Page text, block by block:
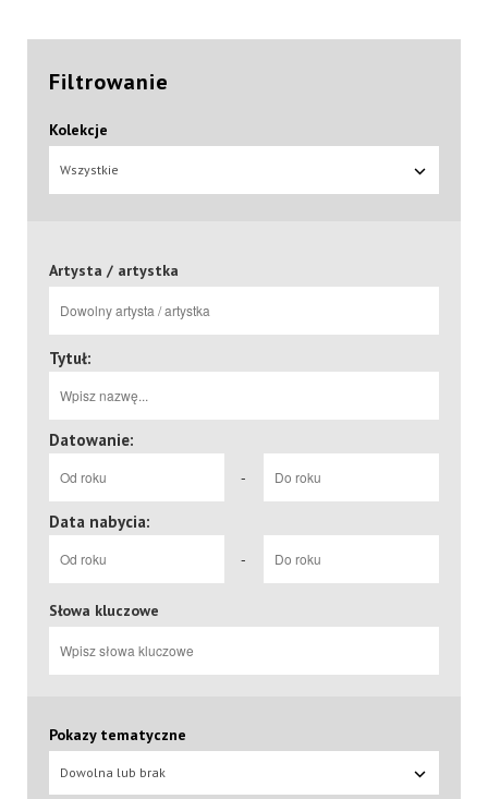
Filtrowanie
Kolekcje
Wszystkie
Artysta / artystka
Tytuł:
Datowanie:
-
Data nabycia:
-
Słowa kluczowe
Pokazy tematyczne
Dowolna lub brak